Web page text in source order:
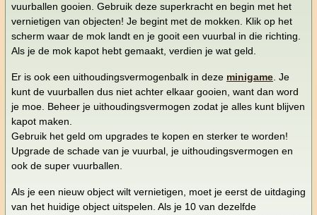
vuurballen gooien. Gebruik deze superkracht en begin met het
vernietigen van objecten! Je begint met de mokken. Klik op het
scherm waar de mok landt en je gooit een vuurbal in die richting.
Als je de mok kapot hebt gemaakt, verdien je wat geld.
Er is ook een uithoudingsvermogenbalk in deze minigame. Je
kunt de vuurballen dus niet achter elkaar gooien, want dan word
je moe. Beheer je uithoudingsvermogen zodat je alles kunt blijven
kapot maken.
Gebruik het geld om upgrades te kopen en sterker te worden!
Upgrade de schade van je vuurbal, je uithoudingsvermogen en
ook de super vuurballen.
Als je een nieuw object wilt vernietigen, moet je eerst de uitdaging
van het huidige object uitspelen. Als je 10 van dezelfde